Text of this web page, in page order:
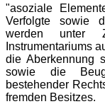
"asoziale
Verfolgte sowie
werden unter
Instrumentariums
die Aberkennung
sowie die
bestehender
fremden Besitzes.